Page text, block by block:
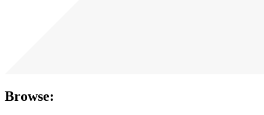
Browse: